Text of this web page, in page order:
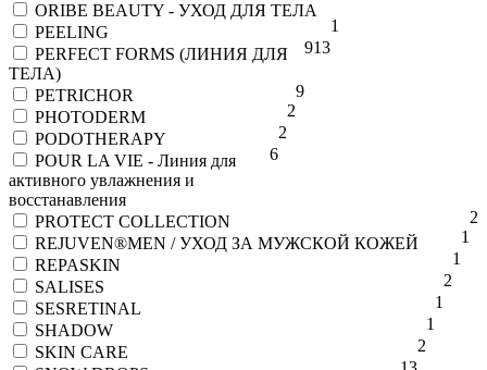
1
ORIBE BEAUTY - УХОД ДЛЯ ТЕЛА
13
PEELING
9
PERFECT FORMS (ЛИНИЯ ДЛЯ
ТЕЛА)
9
PETRICHOR
2
PHOTODERM
2
PODOTHERAPY
6
POUR LA VIE - Линия для
активного увлажнения и
восстанавления
2
PROTECT COLLECTION
1
REJUVEN®MEN / УХОД ЗА МУЖСКОЙ КОЖЕЙ
1
REPASKIN
2
SALISES
1
SESRETINAL
1
SHADOW
2
SKIN CARE